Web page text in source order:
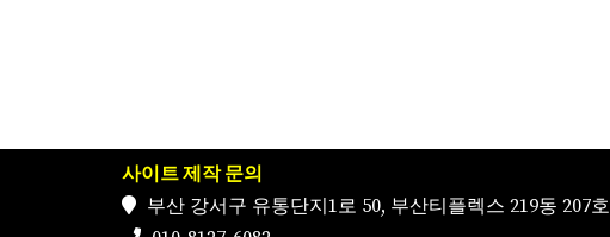
사이트 제작 문의
부산 강서구 유통단지1로 50, 부산티플렉스 219동 207호